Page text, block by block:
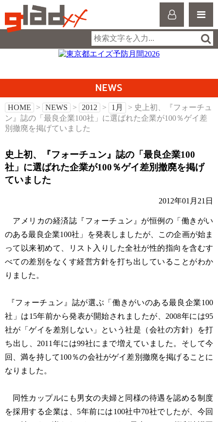
NEWS
HOME > NEWS > 2012 > 1月
> 史上初、『フォーチュ
ン』誌の「最良企業100社」に選ばれた企業が100％ゲイ差
別撤廃を掲げていました
史上初、『フォーチュン』誌の「最良企業100
社」に選ばれた企業が100％ゲイ差別撤廃を掲げ
ていました
2012年01月21日
アメリカの経済誌『フォーチュン』が恒例の「働きがい
のある最良企業100社」を発表しましたが、この企画が始ま
って以来初めて、リスト入りした全社が性的指向を含むす
べての差別をなくす経営方針を打ち出していることがわか
りました。
『フォーチュン』誌が選ぶ「働きがいのある最良企業100
社」は15年前から発表が開始されましたが、2008年には95
社が「ゲイを差別しない」という社是（会社の方針）を打
ち出し、2011年には99社にまで増えていました。そして今
回、満を持して100％の会社がゲイ差別撤廃を掲げることに
なりました。
同性カップルにも男女の夫婦と同様の待遇を認める制度
を採用する企業は、5年前には100社中70社でしたが、今回